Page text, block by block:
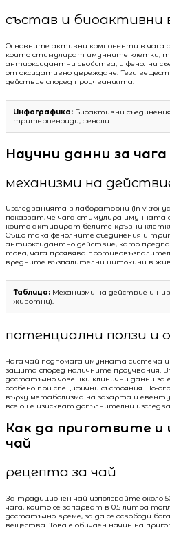
състав и биоактивни
Основните активни компоненти в чага
които стимулират имунните клетки,
антиоксидантни свойства, и фенолни
от оксидативно увреждане. Тези
действие според проучванията.
Инфографика: Биоактивни
тритерпеноиди, феноли.
Научни данни за чага
механизми на
Изследванията в лабораторни (in vitro)
показват, че чага стимулира имунната
които активират белите кръвни
Също така фенолните съединения и
антиоксидантно действие, като
това, чага проявява
вредните възпалителни цитокини в
Таблица: Механизми на действие и
животни).
потенциални ползи и
Чага чай подпомага имунната система
защита според наличните проучвания.
достатъчно човешки клинични данни за
особено при специфични състояния. По-
върху метаболизма на захарта и
все още изискват допълнителни
Как да приготвите и
чай
рецепта за чай
За традиционен чай използвайте около
чага, които се запарват в 0.5 литра
достатъчно време, за да се освободи
вещества. Това е обичаен начин на